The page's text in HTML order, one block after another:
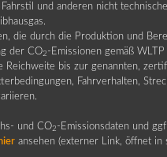
und anderen nicht
die durch die Produktion und
der CO2 -Emissionen gemäß
bis zur genannten,
Fahrverhalten,
und CO2 -Emissionsdaten und
hier ansehen (externer Link, öffnet in